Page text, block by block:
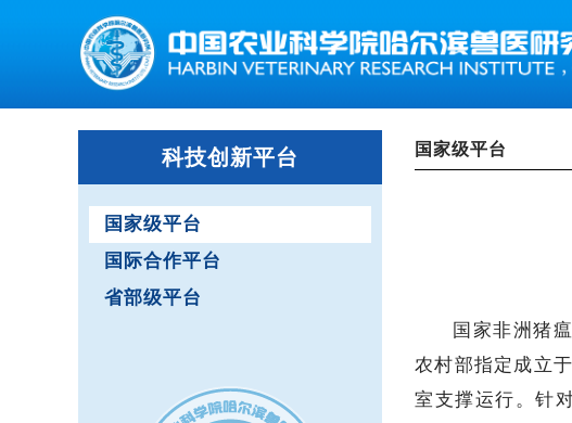
科技创新平台
国家级平台
国际合作平台
省部级平台
国家级平台
国家非洲猪
农村部指定成立
室支撑运行。针